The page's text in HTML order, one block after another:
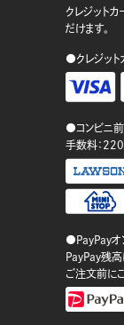
クレジット
だけます。
●クレジット
●コンビニ
手数料：220
●PayPayオ
PayPay残高
ご注文前に